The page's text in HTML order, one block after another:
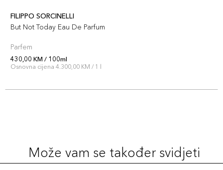
FILIPPO SORCINELLI
But Not Today Eau De Parfum
Parfem
430,00 KM / 100ml
Osnovna cijena 4.300,00 KM / 1 l
Može vam se također svidjeti